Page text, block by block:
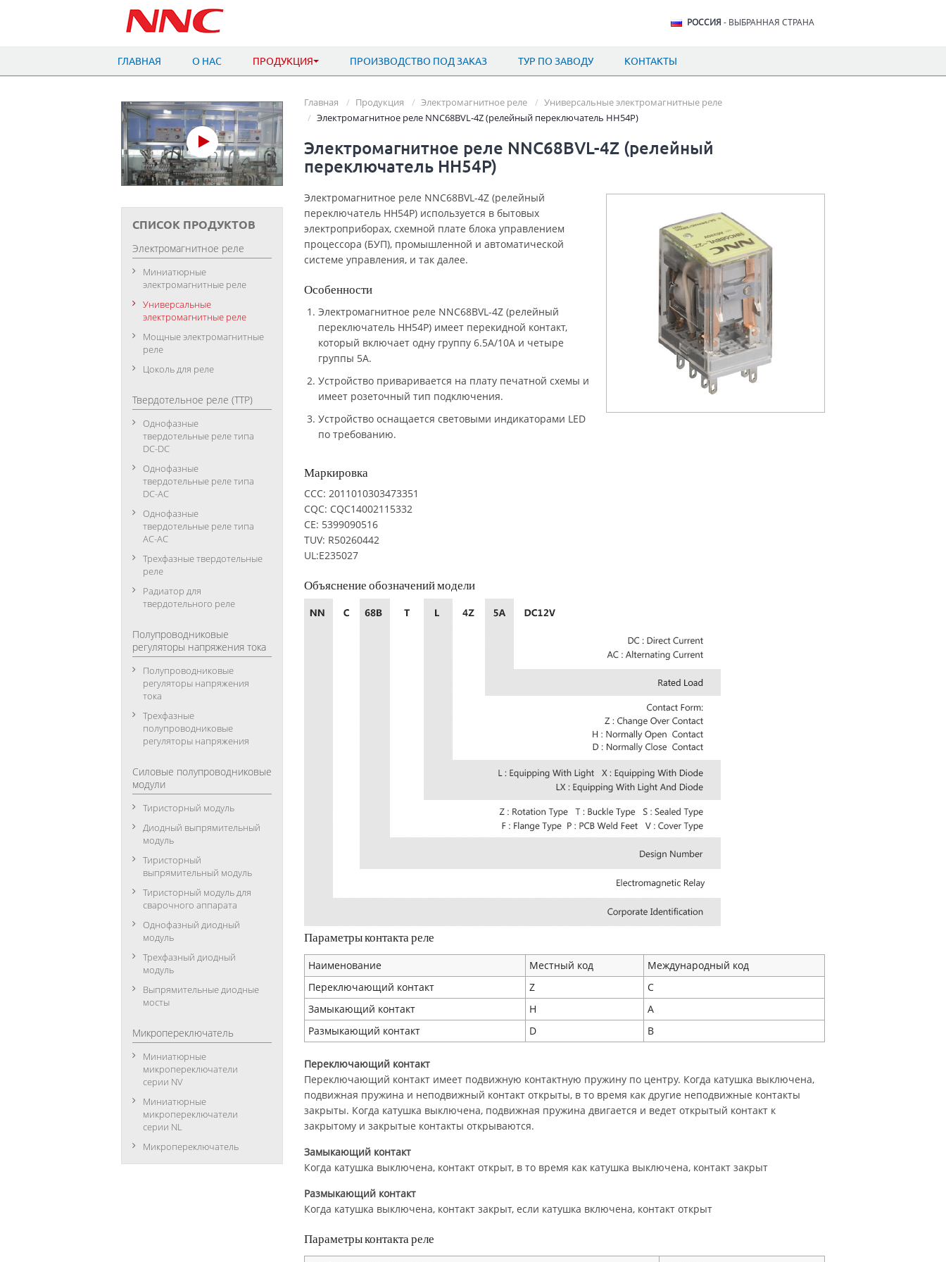
РОССИЯ - ВЫБРАННАЯ СТРАНА
ГЛАВНАЯ О НАС ПРОДУКЦИЯ ПРОИЗВОДСТВО ПОД ЗАКАЗ ТУР ПО ЗАВОДУ КОНТАКТЫ
Главная Продукция Электромагнитное реле
Универсальные электромагнитные реле
Электромагнитное реле NNC68BVL-4Z (релейный переключатель HH54P)
Электромагнитное реле NNC68BVL-4Z (релейный
переключатель HH54P)
Электромагнитное реле NNC68BVL-4Z (релейный
переключатель HH54P) используется в бытовых
электроприборах, схемной плате блока управлением
процессора (БУП), промышленной и автоматической
системе управления, и так далее.
Особенности
Электромагнитное реле NNC68BVL-4Z (релейный
переключатель HH54P) имеет перекидной контакт,
который включает одну группу 6.5A/10A и четыре
группы 5A.
Устройство приваривается на плату печатной схемы и
имеет розеточный тип подключения.
Устройство оснащается световыми индикаторами LED
по требованию.
Маркировка
CCC: 2011010303473351
CQC: CQC14002115332
CE: 5399090516
TUV: R50260442
UL:E235027
Объяснение обозначений модели
Параметры контакта реле
Наименование Местный код
Международный код
Переключающий контакт
Z
C
Замыкающий контакт
H
A
Размыкающий контакт
D B
Переключающий контакт
Переключающий контакт имеет подвижную контактную пружину по центру. Когда катушка выключена,
подвижная пружина и неподвижный контакт открыты, в то время как другие неподвижные контакты
закрыты. Когда катушка выключена, подвижная пружина двигается и ведет открытый контакт к
закрытому и закрытые контакты открываются.
Замыкающий контакт
Когда катушка выключена, контакт открыт, в то время как катушка выключена, контакт закрыт
Размыкающий контакт
Когда катушка выключена, контакт закрыт, если катушка включена, контакт открыт
Параметры контакта реле
СПИСОК ПРОДУКТОВ
Электромагнитное реле
Миниатюрные
электромагнитные реле
Универсальные
электромагнитные реле
Мощные электромагнитные
реле
Цоколь для реле
Твердотельное реле (ТТР)
Однофазные
твердотельные реле типа
DC-DC
Однофазные
твердотельные реле типа
DC-АC
Однофазные
твердотельные реле типа
АC-АC
Трехфазные твердотельные
реле
Радиатор для
твердотельного реле
Полупроводниковые
регуляторы напряжения тока
Полупроводниковые
регуляторы напряжения
тока
Трехфазные
полупроводниковые
регуляторы напряжения
Силовые полупроводниковые
модули
Тиристорный модуль
Диодный выпрямительный
модуль
Тиристорный
выпрямительный модуль
Тиристорный модуль для
сварочного аппарата
Однофазный диодный
модуль
Трехфазный диодный
модуль
Выпрямительные диодные
мосты
Микропереключатель
Миниатюрные
микропереключатели
серии NV
Миниатюрные
микропереключатели
серии NL
Микропереключатель